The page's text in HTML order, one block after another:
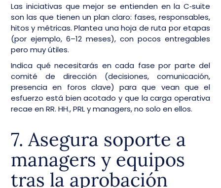
Las iniciativas que mejor se entienden en la C‑suite
son las que tienen un plan claro: fases, responsables,
hitos y métricas. Plantea una hoja de ruta por etapas
(por ejemplo, 6–12 meses), con pocos entregables
pero muy útiles.
Indica qué necesitarás en cada fase por parte del
comité de dirección (decisiones, comunicación,
presencia en foros clave) para que vean que el
esfuerzo está bien acotado y que la carga operativa
recae en RR. HH., PRL y managers, no solo en ellos.
7. Asegura soporte a
managers y equipos
tras la aprobación